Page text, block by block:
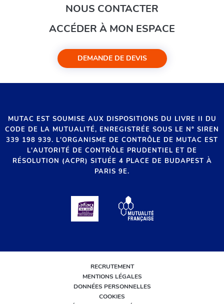
NOUS CONTACTER
ACCÉDER À MON ESPACE
DEMANDE DE DEVIS
MUTAC EST SOUMISE AUX DISPOSITIONS DU LIVRE II DU
CODE DE LA MUTUALITÉ, ENREGISTRÉE SOUS LE N° SIREN
339 198 939. L'ORGANISME DE CONTRÔLE DE MUTAC EST
L'AUTORITÉ DE CONTRÔLE PRUDENTIEL ET DE
RÉSOLUTION (ACPR) SITUÉE 4 PLACE DE BUDAPEST À
PARIS 9E.
RECRUTEMENT
MENTIONS LÉGALES
DONNÉES PERSONNELLES
COOKIES